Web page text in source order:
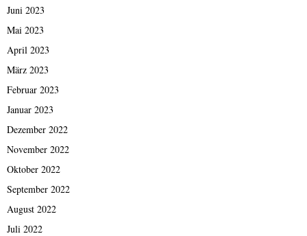
Juni 2023
Mai 2023
April 2023
März 2023
Februar 2023
Januar 2023
Dezember 2022
November 2022
Oktober 2022
September 2022
August 2022
Juli 2022